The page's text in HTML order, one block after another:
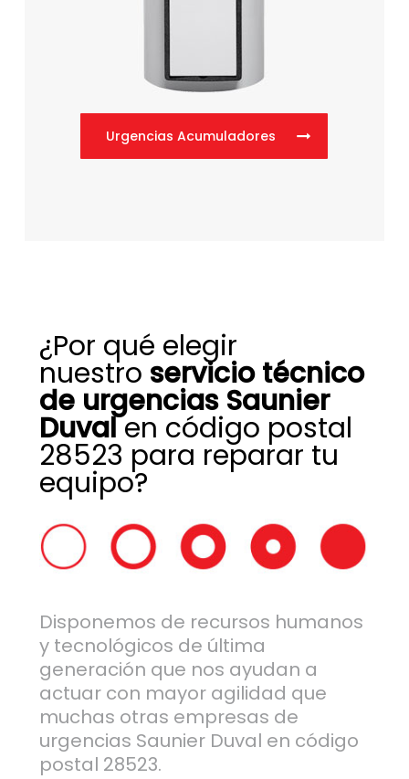
Urgencias Acumuladores
¿Por qué elegir
nuestro servicio técnico
de urgencias Saunier
Duvalen código postal
28523 para reparar tu
equipo?
Disponemos de recursos humanos
y tecnológicos de última
generación que nos ayudan a
actuar con mayor agilidad que
muchas otras empresas de
urgencias Saunier Duval en código
postal 28523.